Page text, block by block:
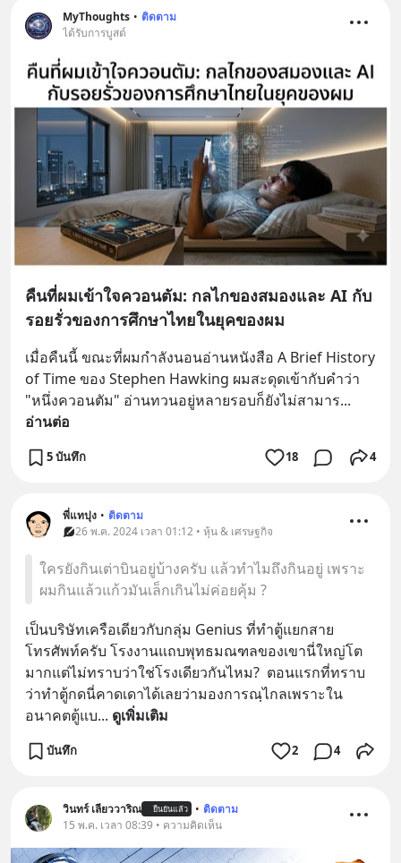
MyThoughts • ติดตาม
ได้รับการบูสต์
คืนที่ผมเข้าใจควอนตัม: กลไกของสมองและ AI กับ
รอยรั่วของการศึกษาไทยในยุคของผม
เมื่อคืนนี้ ขณะที่ผมกำลังนอนอ่านหนังสือ A Brief History
of Time ของ Stephen Hawking ผมสะดุดเข้ากับคำว่า
"หนึ่งควอนตัม" อ่านทวนอยู่หลายรอบก็ยังไม่สามาร
อ่านต่อ
5 บันทึก 18 4
พี่แทปุง • ติดตาม
26 พ.ค. 2024 เวลา 01:12 • หุ้น & เศรษฐกิจ
ใครยังกินเต่าบินอยู่บ้างครับ แล้วทำไมถึงกินอยู่ เพราะ
ผมกินแล้วแก้วมันเล็กเกินไม่ค่อยคุ้ม ?
เป็นบริษัทเครือเดียวกับกลุ่ม Genius ที่ทำตู้แยกสาย
โทรศัพท์ครับ โรงงานแถบพุทธมณฑลของเขานี่ใหญ่โต
มากแต่ไม่ทราบว่าใช่โรงเดียวกันไหม?  ตอนแรกที่ทราบ
ว่าทำตู้กดนี่คาดเดาได้เลยว่ามองการณฺไกลเพราะใน
อนาคตตู้แบ... ดูเพิ่มเติม
บันทึก 2 4
วินทร์ เลียววาริณ ยืนยันแล้ว • ติดตาม
15 พ.ค. เวลา 08:39 • ความคิดเห็น